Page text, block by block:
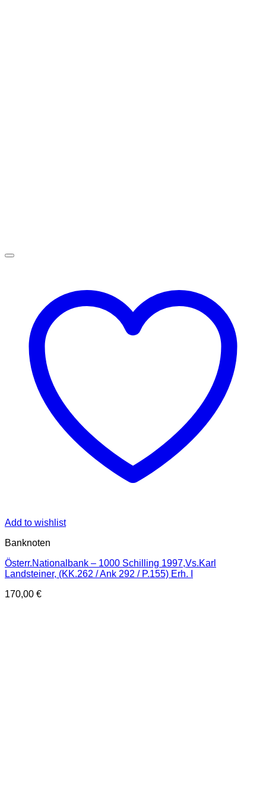
Add to wishlist
Banknoten
Österr.Nationalbank – 1000 Schilling 1997,Vs.Karl
Landsteiner, (KK.262 / Ank 292 / P.155) Erh. I
170,00 €